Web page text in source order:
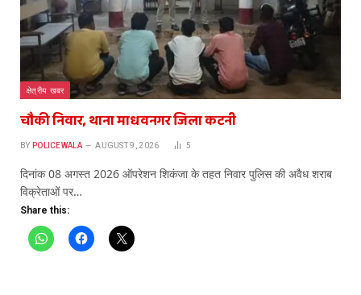
क्षेत्रीय खबर
चौकी निवार, थाना माधवनगर जिला कटनी
BY POLICEWALA AUGUST 9, 2026 5
दिनांक 08 अगस्त 2026 ऑपरेशन शिकंजा के तहत निवार पुलिस की अवैध शराब
विक्रेताओं पर…
Share this: